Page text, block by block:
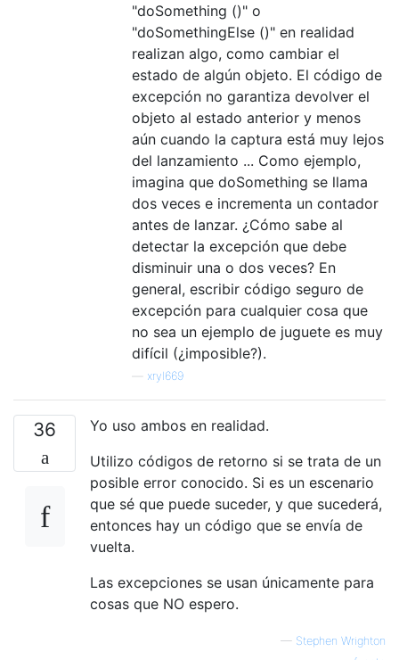
"doSomething ()" o
"doSomethingElse ()" en realidad
realizan algo, como cambiar el
estado de algún objeto. El código de
excepción no garantiza devolver el
objeto al estado anterior y menos
aún cuando la captura está muy lejos
del lanzamiento ... Como ejemplo,
imagina que doSomething se llama
dos veces e incrementa un contador
antes de lanzar. ¿Cómo sabe al
detectar la excepción que debe
disminuir una o dos veces? En
general, escribir código seguro de
excepción para cualquier cosa que
no sea un ejemplo de juguete es muy
difícil (¿imposible?).
xryl669
36
Yo uso ambos en realidad.
Utilizo códigos de retorno si se trata de un
posible error conocido. Si es un escenario
que sé que puede suceder, y que sucederá,
entonces hay un código que se envía de
vuelta.
Las excepciones se usan únicamente para
cosas que NO espero.
— Stephen Wrighton